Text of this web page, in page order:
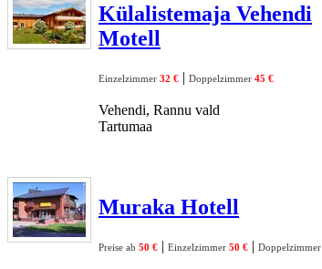
Külalistemaja Vehendi
Motell
Einzelzimmer 32 € | Doppelzimmer 45 €
Vehendi, Rannu vald
Tartumaa
Muraka Hotell
Preise ab 50 € | Einzelzimmer 50 € | Doppelzimmer